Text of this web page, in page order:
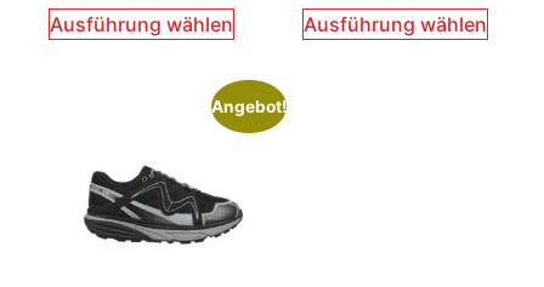
von 5
Ausführung wählen
von 5
Ausführung wählen
Angebot!